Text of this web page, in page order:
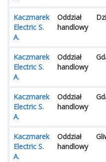
Kaczmarek
Electric S.
A.
Oddział
handlowy
Kaczmarek
Electric S.
A.
Oddział
handlowy
Kaczmarek
Electric S.
A.
Oddział
handlowy
Kaczmarek
Electric S.
A.
Oddział
handlowy